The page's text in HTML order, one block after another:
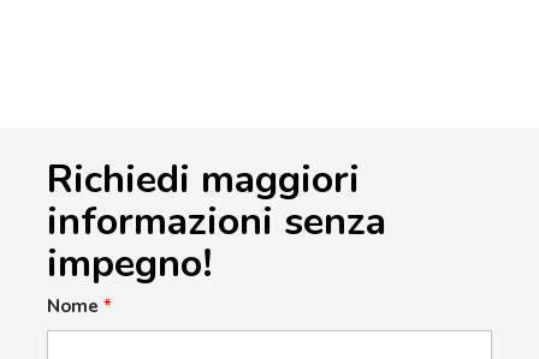
Richiedi maggiori
informazioni senza
impegno!
Nome *